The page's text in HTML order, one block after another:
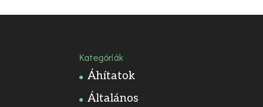
Kategóriák
Áhítatok
Általános